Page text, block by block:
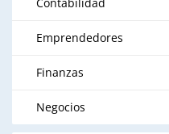
Emprendedores
Finanzas
Negocios